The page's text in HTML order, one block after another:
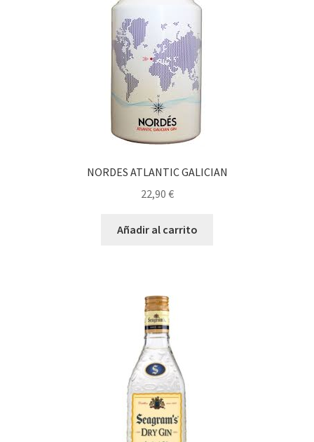
NORDES ATLANTIC GALICIAN
22,90 €
Añadir al carrito